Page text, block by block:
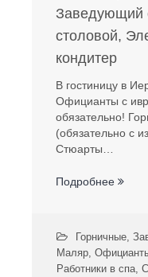
Заведующий
столовой,
кондитер
В гостиницу в
Официанты с
обязательно!
(обязательно с
Стюарты…
Подробнее
Горничные,
Маляр,
Работники в спа,